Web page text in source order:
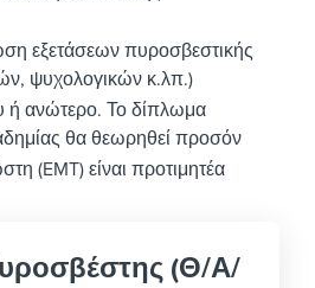
εξετάσεων πυροσβεστικής
ψυχολογικών κ.λπ.)
ή ανώτερο. Το δίπλωμα
θα θεωρηθεί προσόν
(EMT) είναι προτιμητέα
(Θ/Α/